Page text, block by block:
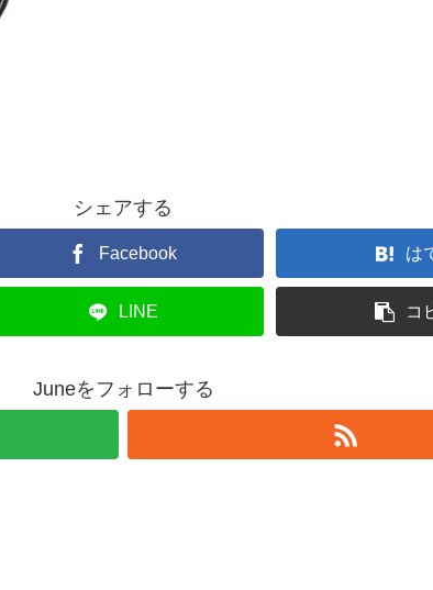
シェアする
Facebook は
LINE コ
Juneをフォローする